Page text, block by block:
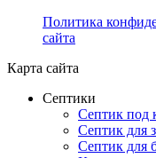
Политика
сайта
Карта сайта
Септики
Септик под
Септик для
Септик для